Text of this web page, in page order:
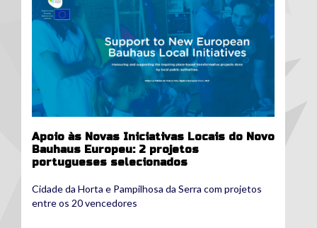
Apoio às Novas Iniciativas Locais do Novo
Bauhaus Europeu: 2 projetos
portugueses selecionados
Cidade da Horta e Pampilhosa da Serra com projetos
entre os 20 vencedores